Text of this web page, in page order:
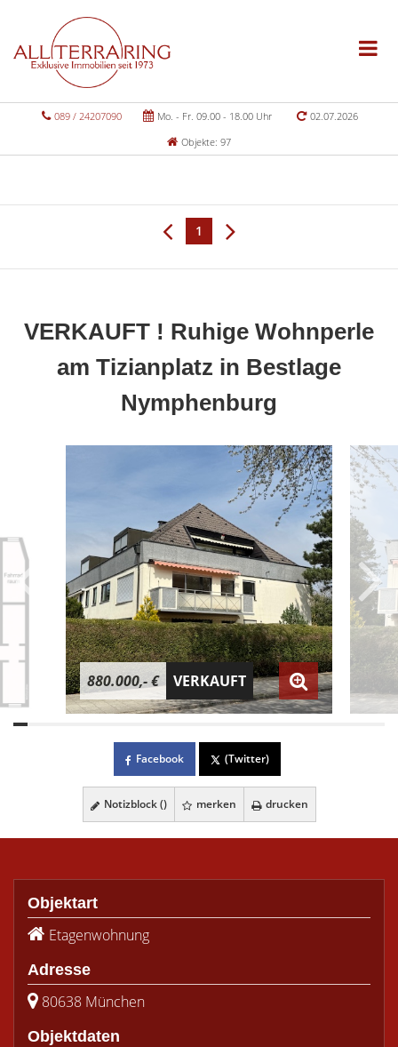
089 / 24207090 Mo. - Fr. 09.00 - 18.00 Uhr
02.07.2026
Objekte: 97
1
VERKAUFT ! Ruhige Wohnperle
am Tizianplatz in Bestlage
Nymphenburg
880.000,- € VERKAUFT
Facebook (Twitter)
Notizblock () merken drucken
Objektart
Etagenwohnung
Adresse
80638 München
Objektdaten